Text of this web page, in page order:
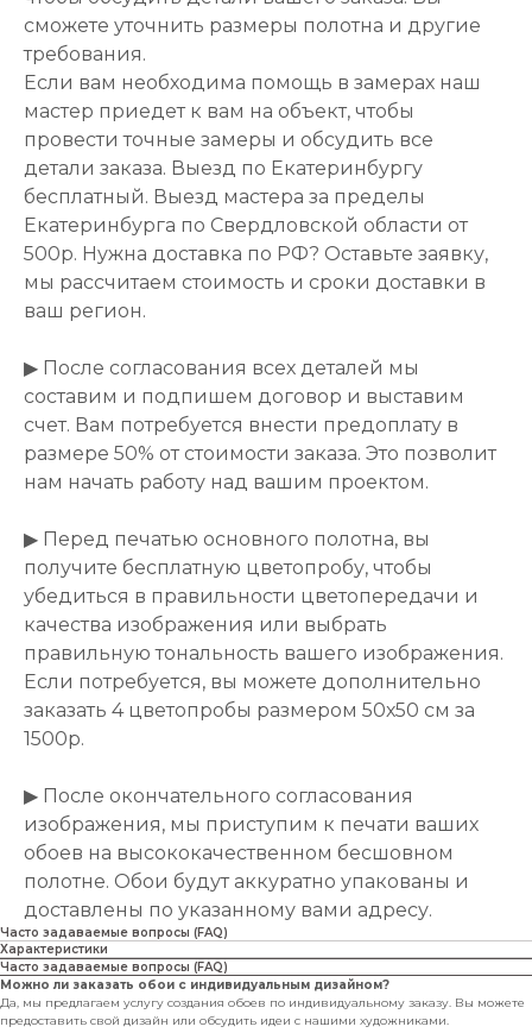
сможете уточнить размеры полотна и другие
требования.
Если вам необходима помощь в замерах наш
мастер приедет к вам на объект, чтобы
провести точные замеры и обсудить все
детали заказа. Выезд по Екатеринбургу
бесплатный. Выезд мастера за пределы
Екатеринбурга по Свердловской области от
500р. Нужна доставка по РФ? Оставьте заявку,
мы рассчитаем стоимость и сроки доставки в
ваш регион.
▶ После согласования всех деталей мы
составим и подпишем договор и выставим
счет. Вам потребуется внести предоплату в
размере 50% от стоимости заказа. Это позволит
нам начать работу над вашим проектом.
▶ Перед печатью основного полотна, вы
получите бесплатную цветопробу, чтобы
убедиться в правильности цветопередачи и
качества изображения или выбрать
правильную тональность вашего изображения.
Если потребуется, вы можете дополнительно
заказать 4 цветопробы размером 50х50 см за
1500р.
▶ После окончательного согласования
изображения, мы приступим к печати ваших
обоев на высококачественном бесшовном
полотне. Обои будут аккуратно упакованы и
доставлены по указанному вами адресу.
Часто задаваемые вопросы (FAQ)
Характеристики
Часто задаваемые вопросы (FAQ)
Можно ли заказать обои с индивидуальным дизайном?
Да, мы предлагаем услугу создания обоев по индивидуальному заказу. Вы можете
предоставить свой дизайн или обсудить идеи с нашими художниками.